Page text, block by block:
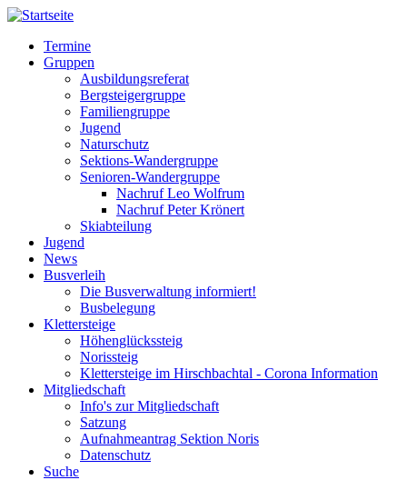
Direkt
Inhalt
Hauptnavigation
Termine
Gruppen
Ausbildungsreferat
Bergsteigergruppe
Familiengruppe
Jugend
Naturschutz
Sektions-Wandergruppe
Senioren-Wandergruppe
Nachruf Leo Wolfrum
Nachruf Peter Krönert
Skiabteilung
Jugend
News
Busverleih
Die Busverwaltung informiert!
Busbelegung
Klettersteige
Höhenglückssteig
Norissteig
Klettersteige im Hirschbachtal - Corona Information
Mitgliedschaft
Info's zur Mitgliedschaft
Satzung
Aufnahmeantrag Sektion Noris
Datenschutz
Suche